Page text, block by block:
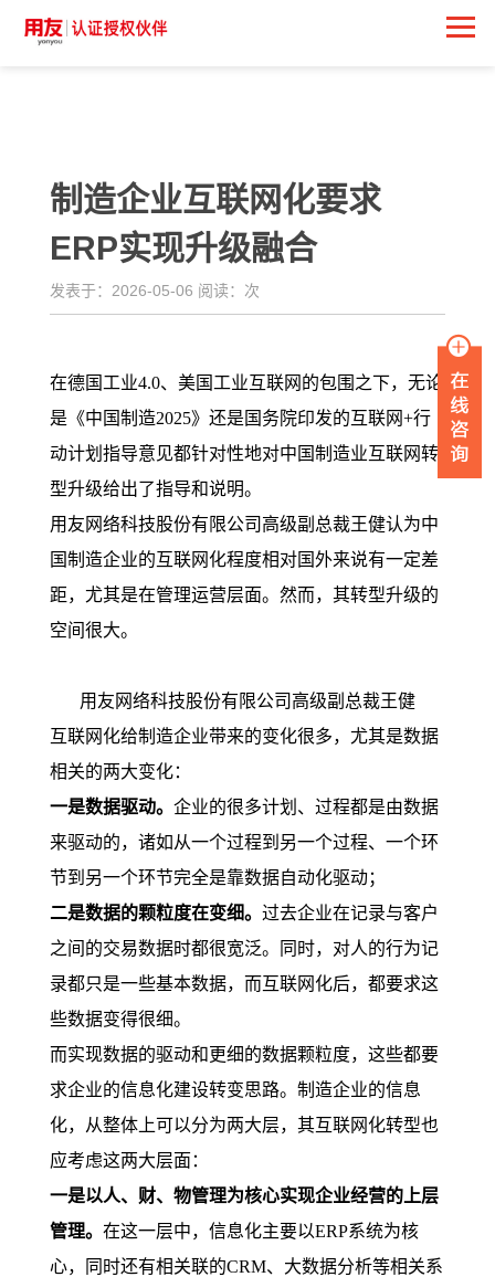
制造企业互联网化要求
ERP实现升级融合
发表于：2026-05-06 阅读： 次
在德国工业4.0、美国工业互联网的包围之下，无论
是《中国制造2025》还是国务院印发的互联网+行
动计划指导意见都针对性地对中国制造业互联网转
型升级给出了指导和说明。
用友网络科技股份有限公司高级副总裁王健认为中
国制造企业的互联网化程度相对国外来说有一定差
距，尤其是在管理运营层面。然而，其转型升级的
空间很大。
用友网络科技股份有限公司高级副总裁王健
互联网化给制造企业带来的变化很多，尤其是数据
相关的两大变化：
一是数据驱动。 企业的很多计划、过程都是由数据
来驱动的，诸如从一个过程到另一个过程、一个环
节到另一个环节完全是靠数据自动化驱动；
二是数据的颗粒度在变细。 过去企业在记录与客户
之间的交易数据时都很宽泛。同时，对人的行为记
录都只是一些基本数据，而互联网化后，都要求这
些数据变得很细。
而实现数据的驱动和更细的数据颗粒度，这些都要
求企业的信息化建设转变思路。制造企业的信息
化，从整体上可以分为两大层，其互联网化转型也
应考虑这两大层面：
一是以人、财、物管理为核心实现企业经营的上层
管理。 在这一层中，信息化主要以ERP系统为核
心，同时还有相关联的CRM、大数据分析等相关系